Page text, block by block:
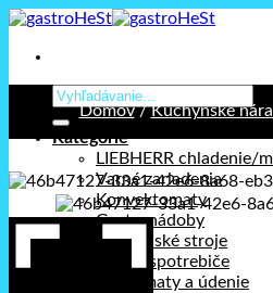
Prejsť
obsah
Hľadať:
Kategórie
LIEBHERR chladenie/
Varné zariadenia
Konvektomaty
Gastronádoby
Kuchynské stroje
Stolné spotrebiče
Holdomaty a údenie
Domov / Kuchynské